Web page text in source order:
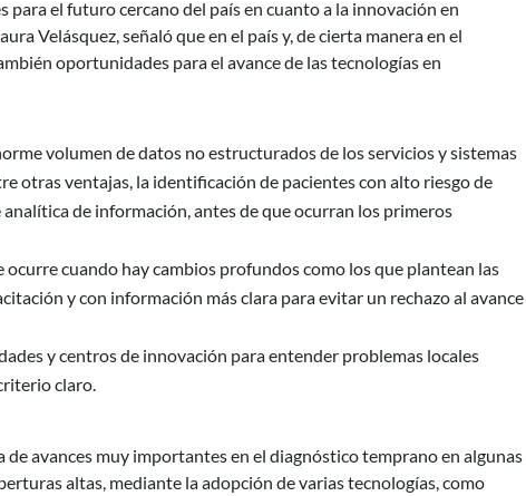
el futuro cercano del país en cuanto a la innovación en
Velásquez, señaló que en el país y, de cierta manera en el
oportunidades para el avance de las tecnologías en
volumen de datos no estructurados de los servicios y sistemas
otras ventajas, la identificación de pacientes con alto riesgo de
de información, antes de que ocurran los primeros
cuando hay cambios profundos como los que plantean las
y con información más clara para evitar un rechazo al avance
y centros de innovación para entender problemas locales
claro.
avances muy importantes en el diagnóstico temprano en algunas
altas, mediante la adopción de varias tecnologías, como